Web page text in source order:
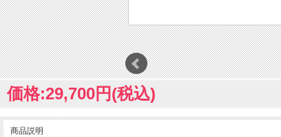
価格:29,700円(税込)
商品説明